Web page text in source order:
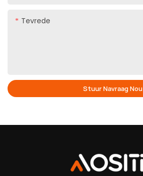
Tevrede
Stuur Navraag Nou